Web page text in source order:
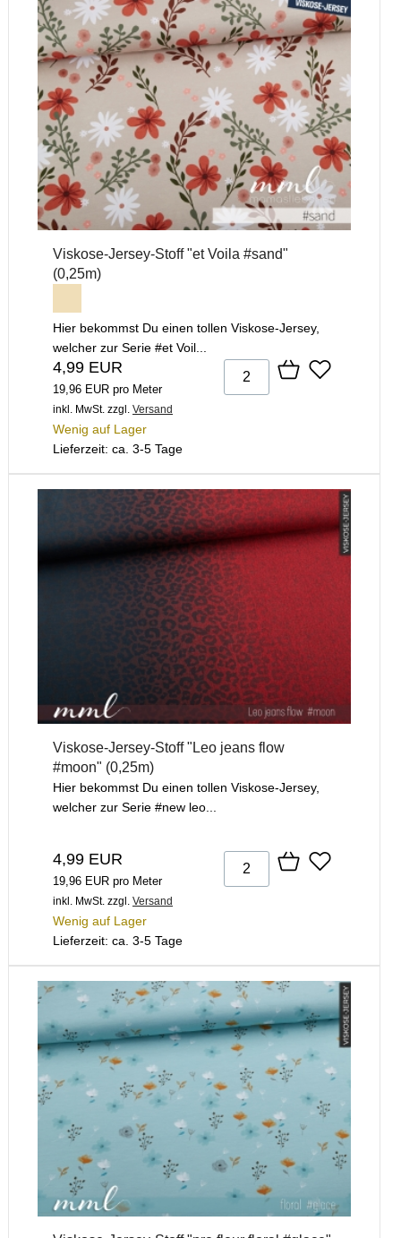
Viskose-Jersey-Stoff "et Voila #sand"
(0,25m)
Hier bekommst Du einen tollen Viskose-Jersey,
welcher zur Serie #et Voil...
4,99 EUR
19,96 EUR pro Meter
inkl. MwSt. zzgl. Versand
Wenig auf Lager
Lieferzeit: ca. 3-5 Tage
Viskose-Jersey-Stoff "Leo jeans flow
#moon" (0,25m)
Hier bekommst Du einen tollen Viskose-Jersey,
welcher zur Serie #new leo...
4,99 EUR
19,96 EUR pro Meter
inkl. MwSt. zzgl. Versand
Wenig auf Lager
Lieferzeit: ca. 3-5 Tage